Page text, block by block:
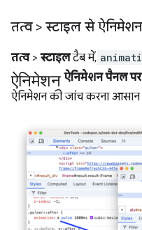
तत्व > स्टाइल से
तत्व>स्टाइलटैब में,
ऐनिमेशन ऐनिमेशन पैनल
ऐनिमेशन की जांच करना आसान